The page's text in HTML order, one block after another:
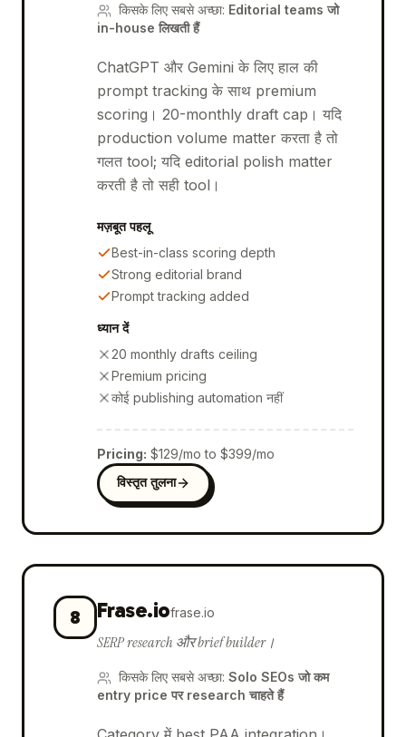
किसके लिए सबसे अच्छा: Editorial teams जो
in-house लिखती हैं
ChatGPT और Gemini के लिए हाल की
prompt tracking के साथ premium
scoring। 20-monthly draft cap। यदि
production volume matter करता है तो
गलत tool; यदि editorial polish matter
करती है तो सही tool।
मज़बूत पहलू
Best-in-class scoring depth
Strong editorial brand
Prompt tracking added
ध्यान दें
20 monthly drafts ceiling
Premium pricing
कोई publishing automation नहीं
Pricing: $129/mo to $399/mo
विस्तृत तुलना
8 Frase.iofrase.io
SERP research और brief builder।
किसके लिए सबसे अच्छा: Solo SEOs जो कम
entry price पर research चाहते हैं